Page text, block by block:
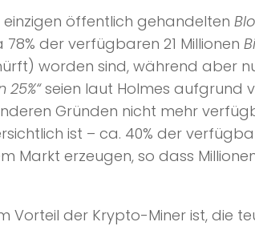
öffentlich gehandelten
der verfügbaren 21 Millionen
worden sind, während aber
25%“seien laut Holmes aufgrund
Gründen nicht mehr
ist – ca. 40% der
Markt erzeugen, so dass
der Krypto-Miner ist, die